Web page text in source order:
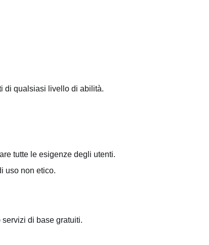
di qualsiasi livello di abilità.
tutte le esigenze degli utenti.
uso non etico.
di base gratuiti.